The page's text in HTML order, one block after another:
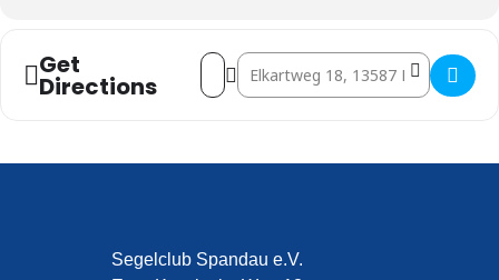
Get
Directions
Address - Messedienst []
Destination Address - Messedienst
Segelclub Spandau e.V.